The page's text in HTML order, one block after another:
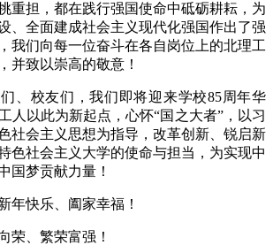
重担，都在践行强国使命中砥砺耕耘，为
、全面建成社会主义现代化强国作出了强
我们向每一位奋斗在各自岗位上的北理工
并致以崇高的敬意！
、校友们，我们即将迎来学校85周年华
人以此为新起点，心怀“国之大者”，以习
社会主义思想为指导，改革创新、锐启新
色社会主义大学的使命与担当，为实现中
国梦贡献力量！
年快乐、阖家幸福！
荣、繁荣富强！